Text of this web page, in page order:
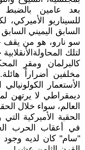
بعد عامين بالضبط
للسيناريو
السابق اليميني
سو نارو، هو من يقف
لتلك
كالبرلمان ومقر
مخلفين أضراراً
الأستعمار
ديمقراطي لا يرتهن
العالم، سواء خلال
الحقبة الأميركية
في أعقاب الحرب
"سام" كان لديه وجود